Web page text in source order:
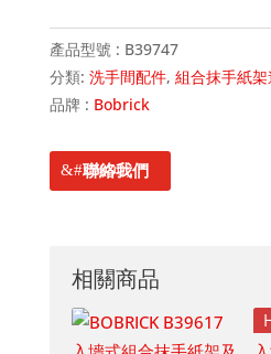
產品型號 : B39747
分類: 洗手間配件, 組合抹手紙
品牌 : Bobrick
聯絡我們
相關商品